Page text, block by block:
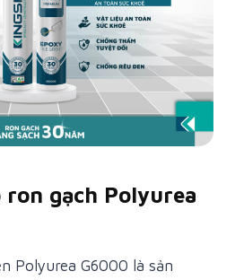
ron gạch Polyurea
Polyurea G6000 là sản